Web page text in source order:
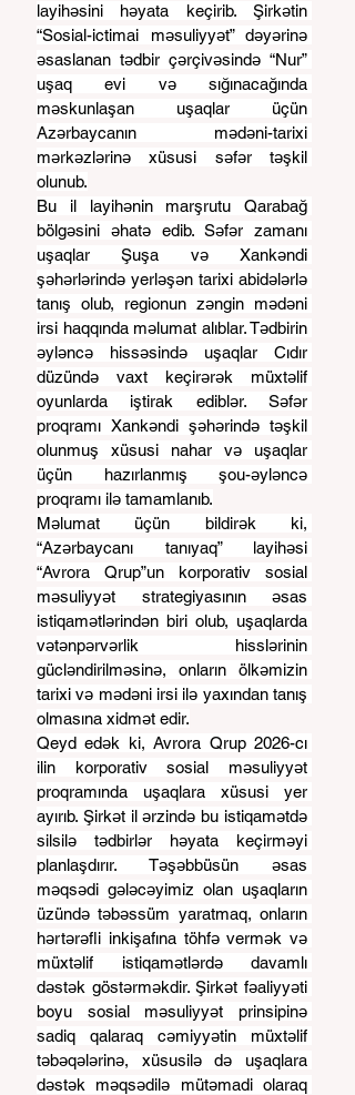
layihəsini həyata keçirib. Şirkətin
“Sosial-ictimai məsuliyyət” dəyərinə
əsaslanan tədbir çərçivəsində “Nur”
uşaq evi və sığınacağında
məskunlaşan uşaqlar üçün
Azərbaycanın mədəni-tarixi
mərkəzlərinə xüsusi səfər təşkil
olunub.
Bu il layihənin marşrutu Qarabağ
bölgəsini əhatə edib. Səfər zamanı
uşaqlar Şuşa və Xankəndi
şəhərlərində yerləşən tarixi abidələrlə
tanış olub, regionun zəngin mədəni
irsi haqqında məlumat alıblar. Tədbirin
əyləncə hissəsində uşaqlar Cıdır
düzündə vaxt keçirərək müxtəlif
oyunlarda iştirak ediblər. Səfər
proqramı Xankəndi şəhərində təşkil
olunmuş xüsusi nahar və uşaqlar
üçün hazırlanmış şou-əyləncə
proqramı ilə tamamlanıb.
Məlumat üçün bildirək ki,
“Azərbaycanı tanıyaq” layihəsi
“Avrora Qrup”un korporativ sosial
məsuliyyət strategiyasının əsas
istiqamətlərindən biri olub, uşaqlarda
vətənpərvərlik hisslərinin
gücləndirilməsinə, onların ölkəmizin
tarixi və mədəni irsi ilə yaxından tanış
olmasına xidmət edir.
Qeyd edək ki, Avrora Qrup 2026-cı
ilin korporativ sosial məsuliyyət
proqramında uşaqlara xüsusi yer
ayırıb. Şirkət il ərzində bu istiqamətdə
silsilə tədbirlər həyata keçirməyi
planlaşdırır. Təşəbbüsün əsas
məqsədi gələcəyimiz olan uşaqların
üzündə təbəssüm yaratmaq, onların
hərtərəfli inkişafına töhfə vermək və
müxtəlif istiqamətlərdə davamlı
dəstək göstərməkdir. Şirkət fəaliyyəti
boyu sosial məsuliyyət prinsipinə
sadiq qalaraq cəmiyyətin müxtəlif
təbəqələrinə, xüsusilə də uşaqlara
dəstək məqsədilə mütəmadi olaraq